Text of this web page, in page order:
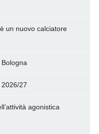
un nuovo calciatore
27
agonistica